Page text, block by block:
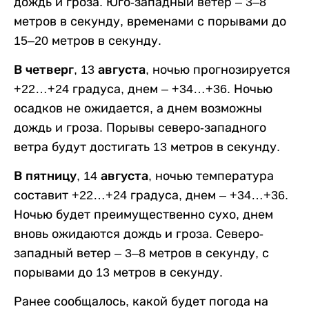
метров в секунду, временами с порывами до
15–20 метров в секунду.
В четверг, 13 августа, ночью прогнозируется
+22…+24 градуса, днем – +34…+36. Ночью
осадков не ожидается, а днем возможны
дождь и гроза. Порывы северо-западного
ветра будут достигать 13 метров в секунду.
В пятницу, 14 августа, ночью температура
составит +22…+24 градуса, днем – +34…+36.
Ночью будет преимущественно сухо, днем
вновь ожидаются дождь и гроза. Северо-
западный ветер – 3–8 метров в секунду, с
порывами до 13 метров в секунду.
Ранее сообщалось, какой будет погода на